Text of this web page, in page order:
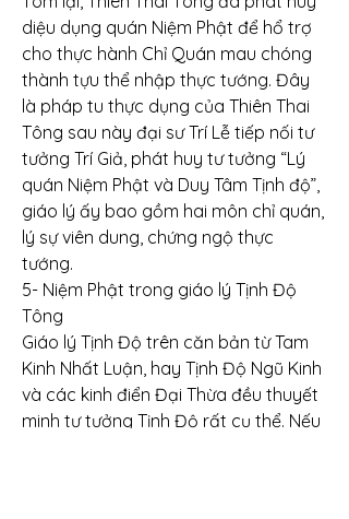
diệu dụng quán Niệm Phật để hổ trợ
cho thực hành Chỉ Quán mau chóng
thành tựu thể nhập thực tướng. Đây
là pháp tu thực dụng của Thiên Thai
Tông sau này đại sư Trí Lễ tiếp nối tư
tưởng Trí Giả, phát huy tư tưởng “Lý
quán Niệm Phật và Duy Tâm Tịnh độ”,
giáo lý ấy bao gồm hai môn chỉ quán,
lý sự viên dung, chứng ngộ thực
tướng.
5- Niệm Phật trong giáo lý Tịnh Độ
Tông
Giáo lý Tịnh Độ trên căn bản từ Tam
Kinh Nhất Luận, hay Tịnh Độ Ngũ Kinh
và các kinh điển Đại Thừa đều thuyết
minh tư tưởng Tịnh Độ rất cụ thể. Nếu